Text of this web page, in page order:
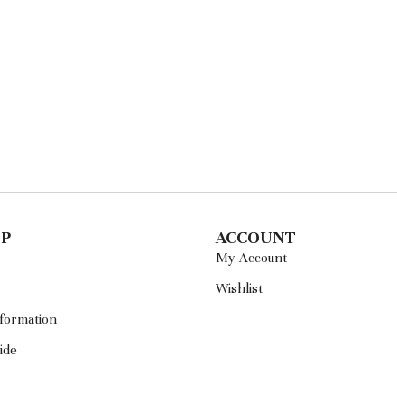
ACCOUNT
My Account
Wishlist